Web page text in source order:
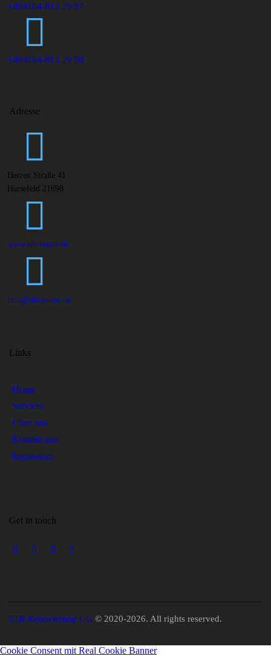
+494164-813 29 97
+494164-813 29 98
Adresse
Herren Straße 41
Harsefeld 21698
www.stb-renov.de
info@stb-renov.de
Links
Home
Services
Über uns
Kontakt uns
Impressum
Get in touch
STB Renovierung UG © 2020-2026. All rights reserved.
Cookie Consent mit Real Cookie Banner